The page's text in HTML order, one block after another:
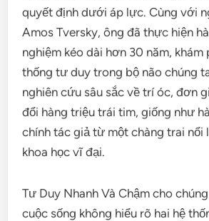
quyết định dưới áp lực. Cùng với
Amos Tversky, ông đã thực hiện
nghiệm kéo dài hơn 30 năm, khám
thống tư duy trong bộ não chúng
nghiên cứu sâu sắc về trí óc, đơn
đổi hàng triệu trái tim, giống như
chính tác giả từ một chàng trai nổi
khoa học vĩ đại.
Tư Duy Nhanh Và Chậm cho
cuộc sống không hiểu rõ hai hệ